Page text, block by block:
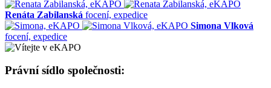
Renáta Zabilanská focení, expedice
Simona Vlková
focení, expedice
Právní sídlo společnosti: